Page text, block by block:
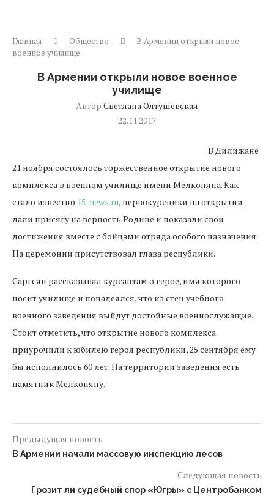
Главная Общество
В Армении открыли новое
военное училище
В Армении открыли новое военное
училище
Автор Светлана Олтушевская
22.11.2017
В Дилижане
21 ноября состоялось торжественное открытие нового
комплекса в военном училище имени Мелконяна. Как
стало известно 15-news.ru, первокурсники на открытии
дали присягу на верность Родине и показали свои
достижения вместе с бойцами отряда особого назначения.
На церемонии присутствовал глава республики.
Саргсян рассказывал курсантам о герое, имя которого
носит училище и понадеялся, что из стен учебного
военного заведения выйдут достойные военнослужащие.
Стоит отметить, что открытие нового комплекса
приурочили к юбилею героя республики, 25 сентября ему
бы исполнилось 60 лет. На территории заведения есть
памятник Мелконяну.
Предыдущая новость
В Армении начали массовую инспекцию лесов
Следующая новость
Грозит ли судебный спор «Югры» с Центробанком